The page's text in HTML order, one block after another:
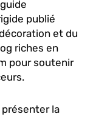
publié
et du
riches en
pour soutenir
la